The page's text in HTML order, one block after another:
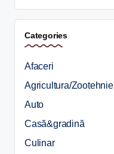
Categories
Afaceri
Agricultura/Zootehnie
Auto
Casă&gradină
Culinar